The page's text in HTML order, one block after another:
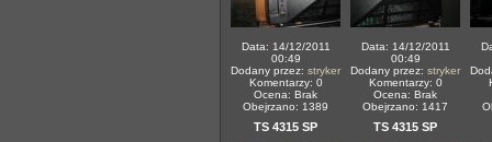
Data: 14/12/2011
00:49
Dodany przez: stryker
Komentarzy: 0
Ocena: Brak
Obejrzano: 1389
Data: 14/12/2011
00:49
Dodany przez: stryker
Komentarzy: 0
Ocena: Brak
Obejrzano: 1417
TS 4315 SP TS 4315 SP